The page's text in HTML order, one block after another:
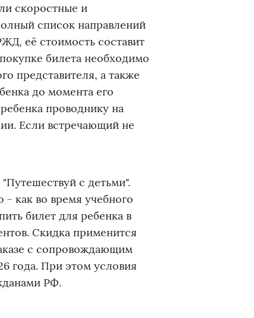
скоростные и
список направлений
её стоимость составит
билета необходимо
представителя, а также
до момента его
проводнику на
Если встречающий не
с детьми".
как во время учебного
билет для ребенка в
Скидка применится
с сопровождающим
года. При этом условия
РФ.